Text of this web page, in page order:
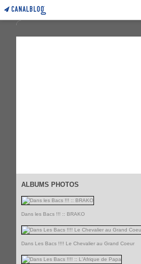
ALBUMS PHOTOS
Dans les Bacs !!! :: BRAKO
Dans Les Bacs !!!! Le Chevalier au Grand Coeur